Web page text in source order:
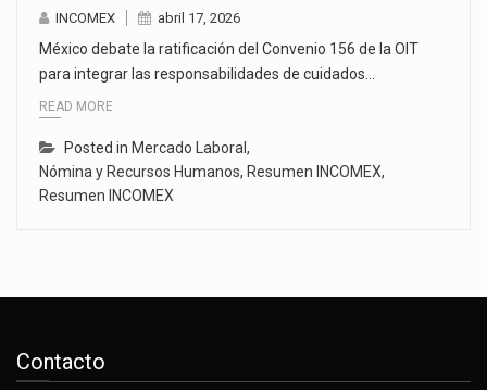
INCOMEX abril 17, 2026
México debate la ratificación del Convenio 156 de la OIT
para integrar las responsabilidades de cuidados…
READ MORE
Posted in Mercado Laboral ,
Nómina y Recursos Humanos, Resumen INCOMEX,
Resumen INCOMEX
Contacto